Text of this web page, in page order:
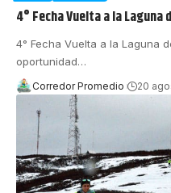
4° Fecha Vuelta a la Laguna
4° Fecha Vuelta a la Laguna
oportunidad…
Corredor Promedio 20